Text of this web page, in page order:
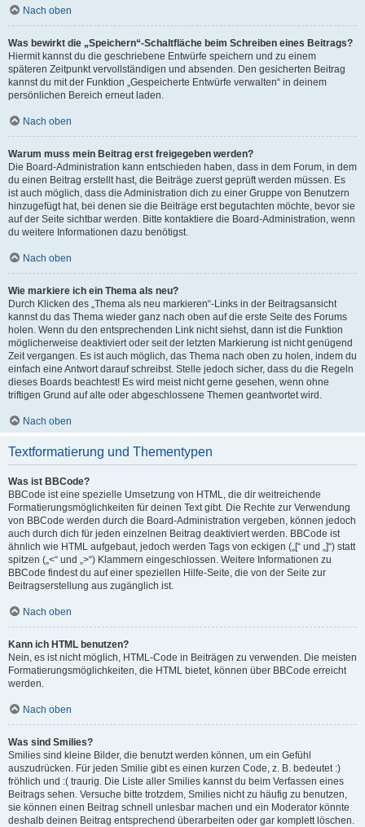
Nach oben
Was bewirkt die „Speichern“-Schaltfläche beim Schreiben eines Beitrags?
Hiermit kannst du die geschriebene Entwürfe speichern und zu einem
späteren Zeitpunkt vervollständigen und absenden. Den gesicherten Beitrag
kannst du mit der Funktion „Gespeicherte Entwürfe verwalten“ in deinem
persönlichen Bereich erneut laden.
Nach oben
Warum muss mein Beitrag erst freigegeben werden?
Die Board-Administration kann entschieden haben, dass in dem Forum, in dem
du einen Beitrag erstellt hast, die Beiträge zuerst geprüft werden müssen. Es
ist auch möglich, dass die Administration dich zu einer Gruppe von Benutzern
hinzugefügt hat, bei denen sie die Beiträge erst begutachten möchte, bevor sie
auf der Seite sichtbar werden. Bitte kontaktiere die Board-Administration, wenn
du weitere Informationen dazu benötigst.
Nach oben
Wie markiere ich ein Thema als neu?
Durch Klicken des „Thema als neu markieren“-Links in der Beitragsansicht
kannst du das Thema wieder ganz nach oben auf die erste Seite des Forums
holen. Wenn du den entsprechenden Link nicht siehst, dann ist die Funktion
möglicherweise deaktiviert oder seit der letzten Markierung ist nicht genügend
Zeit vergangen. Es ist auch möglich, das Thema nach oben zu holen, indem du
einfach eine Antwort darauf schreibst. Stelle jedoch sicher, dass du die Regeln
dieses Boards beachtest! Es wird meist nicht gerne gesehen, wenn ohne
triftigen Grund auf alte oder abgeschlossene Themen geantwortet wird.
Nach oben
Textformatierung und Thementypen
Was ist BBCode?
BBCode ist eine spezielle Umsetzung von HTML, die dir weitreichende
Formatierungsmöglichkeiten für deinen Text gibt. Die Rechte zur Verwendung
von BBCode werden durch die Board-Administration vergeben, können jedoch
auch durch dich für jeden einzelnen Beitrag deaktiviert werden. BBCode ist
ähnlich wie HTML aufgebaut, jedoch werden Tags von eckigen („[“ und „]“) statt
spitzen („<“ und „>“) Klammern eingeschlossen. Weitere Informationen zu
BBCode findest du auf einer speziellen Hilfe-Seite, die von der Seite zur
Beitragserstellung aus zugänglich ist.
Nach oben
Kann ich HTML benutzen?
Nein, es ist nicht möglich, HTML-Code in Beiträgen zu verwenden. Die meisten
Formatierungsmöglichkeiten, die HTML bietet, können über BBCode erreicht
werden.
Nach oben
Was sind Smilies?
Smilies sind kleine Bilder, die benutzt werden können, um ein Gefühl
auszudrücken. Für jeden Smilie gibt es einen kurzen Code, z. B. bedeutet :)
fröhlich und :( traurig. Die Liste aller Smilies kannst du beim Verfassen eines
Beitrags sehen. Versuche bitte trotzdem, Smilies nicht zu häufig zu benutzen,
sie können einen Beitrag schnell unlesbar machen und ein Moderator könnte
deshalb deinen Beitrag entsprechend überarbeiten oder gar komplett löschen.